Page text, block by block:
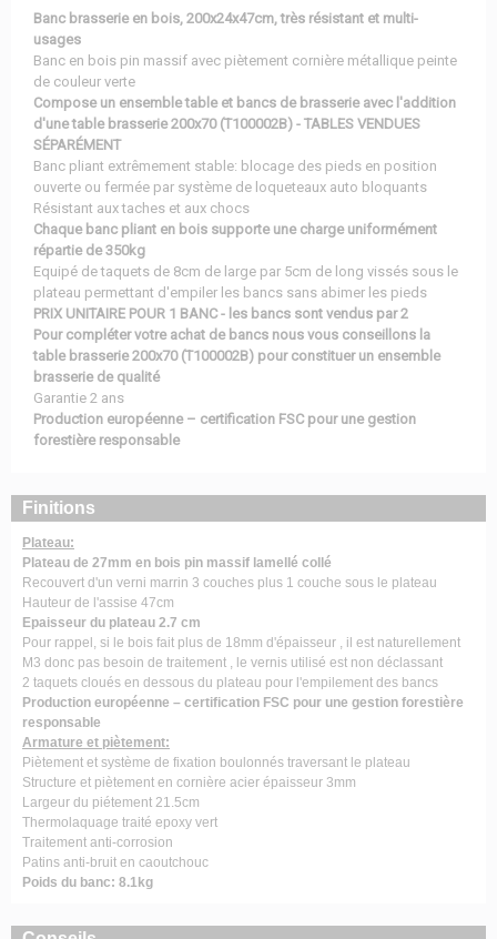
Banc brasserie en bois, 200x24x47cm, très résistant et multi-
usages
Banc en bois pin massif avec piètement cornière métallique peinte
de couleur verte
Compose un ensemble table et bancs de brasserie avec l'addition
d'une table brasserie 200x70 (T100002B) - TABLES VENDUES
SÉPARÉMENT
Banc pliant extrêmement stable: blocage des pieds en position
ouverte ou fermée par système de loqueteaux auto bloquants
Résistant aux taches et aux chocs
Chaque banc pliant en bois supporte une charge uniformément
répartie de 350kg
Equipé de taquets de 8cm de large par 5cm de long vissés sous le
plateau permettant d'empiler les bancs sans abimer les pieds
PRIX UNITAIRE POUR 1 BANC - les bancs sont vendus par 2
Pour compléter votre achat de bancs nous vous conseillons la
table brasserie 200x70 (T100002B) pour constituer un ensemble
brasserie de qualité
Garantie 2 ans
Production européenne – certification FSC pour une gestion
forestière responsable
Finitions
Plateau:
Plateau de 27mm en bois pin massif lamellé collé
Recouvert d'un verni marrin 3 couches plus 1 couche sous le plateau
Hauteur de l'assise 47cm
Epaisseur du plateau 2.7 cm
Pour rappel, si le bois fait plus de 18mm d'épaisseur , il est naturellement
M3 donc pas besoin de traitement , le vernis utilisé est non déclassant
2 taquets cloués en dessous du plateau pour l'empilement des bancs
Production européenne – certification FSC pour une gestion forestière
responsable
Armature et piètement:
Piètement et système de fixation boulonnés traversant le plateau
Structure et piètement en cornière acier épaisseur 3mm
Largeur du piétement 21.5cm
Thermolaquage traité epoxy vert
Traitement anti-corrosion
Patins anti-bruit en caoutchouc
Poids du banc: 8.1kg